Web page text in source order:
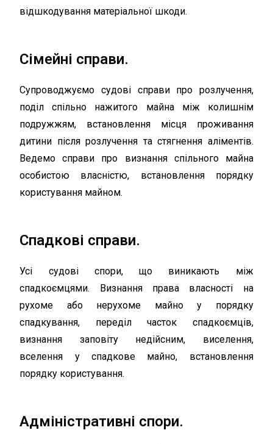
відшкодування матеріальної шкоди.
Сімейні справи.
Супроводжуємо судові справи про розлучення,
поділ спільно нажитого майна між колишнім
подружжям, встановлення місця проживання
дитини після розлучення та стягнення аліментів.
Ведемо справи про визнання спільного майна
особистою власністю, встановлення порядку
користування майном.
Спадкові справи.
Усі судові спори, що виникають між
спадкоємцями. Визнання права власності на
рухоме або нерухоме майно у порядку
спадкування, переділ часток спадкоємців,
визнання заповіту недійсним, виселення,
вселення у спадкове майно, встановлення
порядку користування.
Адміністративні спори.